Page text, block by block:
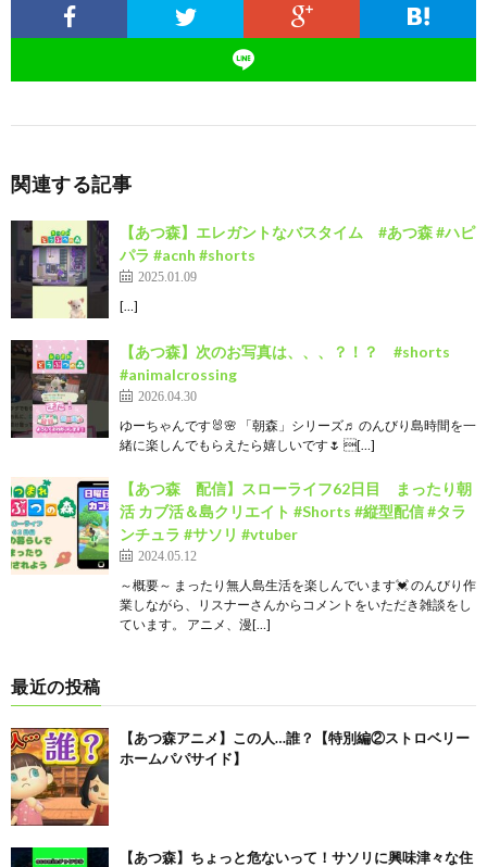
関連する記事
【あつ森】エレガントなバスタイム #あつ森 #ハピ
パラ #acnh #shorts
2025.01.09
[…]
【あつ森】次のお写真は、、、？！？ #shorts
#animalcrossing
2026.04.30
ゆーちゃんです🐰🌸 「朝森」シリーズ♬ のんびり島時間を一
緒に楽しんでもらえたら嬉しいです🌷 […]
【あつ森 配信】スローライフ62日目 まったり朝
活 カブ活＆島クリエイト #Shorts #縦型配信 #タラ
ンチュラ #サソリ #vtuber
2024.05.12
～概要～ まったり無人島生活を楽しんでいます💓 のんびり作
業しながら、リスナーさんからコメントをいただき雑談をし
ています。 アニメ、漫[…]
最近の投稿
【あつ森アニメ】この人…誰？【特別編②ストロベリー
ホームパパサイド】
【あつ森】ちょっと危ないって！サソリに興味津々な住